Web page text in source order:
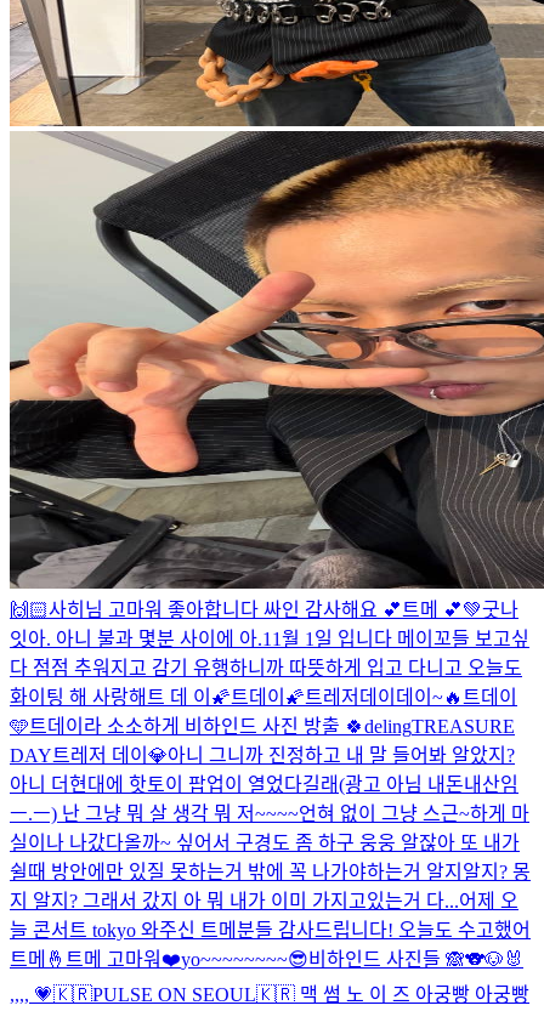
🙌🏻사히님 고마워 좋아합니다 싸인 감사해요 💕 트메 💕💚굿나
잇아. 아니 불과 몇분 사이에 아.11월 1일 입니다 메이꼬들 보고싶
다 점점 추워지고 감기 유행하니까 따뜻하게 입고 다니고 오늘도
화이팅 해 사랑해 트 데 이 🌠트데이🌠트레저데이데이~🔥 트데이
🩵트데이라 소소하게 비하인드 사진 방출 🍀delingTREASURE
DAY트레저 데이💎아니 그니까 진정하고 내 말 들어봐 알았지?
아니 더현대에 핫토이 팝업이 열었다길래(광고 아님 내돈내산임
ㅡ.ㅡ) 난 그냥 뭐 살 생각 뭐 저~~~~언혀 없이 그냥 스근~하게 마
실이나 나갔다올까~ 싶어서 구경도 좀 하구 웅웅 알잖아 또 내가
쉴때 방안에만 있질 못하는거 밖에 꼭 나가야하는거 알지알지? 몽
지 알지? 그래서 갔지 아 뭐 내가 이미 가지고있는거 다...어제 오
늘 콘서트 tokyo 와주신 트메분들 감사드립니다! 오늘도 수고했어
트메🤞 트메 고마워❤️yo~~~~~~~~😎비하인드 사진들 🙈🐨🐶🐰
,,,, 💗🇰🇷PULSE ON SEOUL🇰🇷 맥 썸 노 이 즈 아궁빵 아궁빵